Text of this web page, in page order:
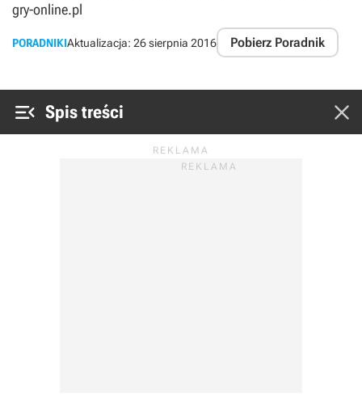
gry-online.pl
PORADNIKIAktualizacja: 26 sierpnia 2016 Pobierz Poradnik
 Spis treści 